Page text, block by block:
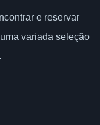
e reservar
variada seleção